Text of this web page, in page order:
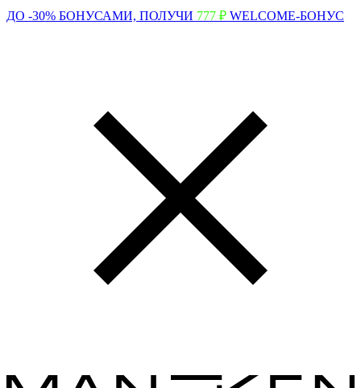
ДО -30% БОНУСАМИ, ПОЛУЧИ 777 ₽ WELCOME-БОНУС